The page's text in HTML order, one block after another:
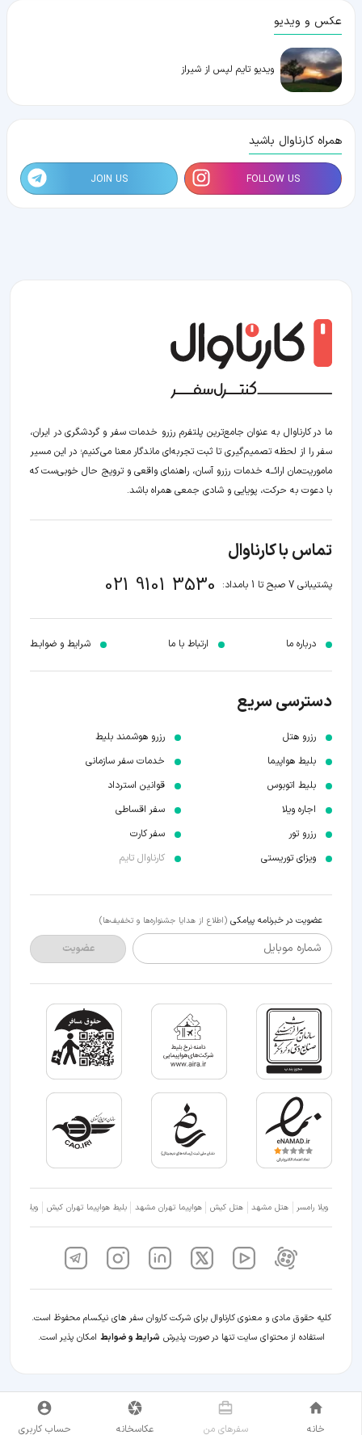
عکس و ویدیو
ویدیو تایم لپس از شیراز
همراه کارناوال باشید
FOLLOW US
JOIN US
ما در کارناوال به عنوان جامع‌ترین پلتفرم رزرو خدمات سفر و گردشگری در ایران،
سفر را از لحظه‌ تصمیم‌گیری تا ثبت تجربه‌ای ماندگار معنا می‌کنیم؛ در این مسیر‍
ماموریت‌مان اراﺋــﻪ خدمات رزرو آسان، راهنمای واقعی و ترویج حال خوبی‌ست که
با دعوت به حرکت، پویایی و شادی جمعی همراه باشد.
تماس با کارناوال
پشتیبانی 7 صبح تا 1 بامداد: 021 9101 3530
درباره ما ارتباط با ما شرایط و ضوابـط
دسترسی سریع
رزرو هتل
بلیط هواپیما
بلیط اتوبوس
اجاره ویلا
رزرو تور
ویزای توریستی
رزرو هوشمند بلیط
خدمات سفر سازمانی
قوانین استرداد
سفر اقساطی
سفر کارت
کارناوال تایم
عضویت در خبرنامه پیامکی (اطلاع از هدایا جشنواره‌ها و تخفیف‌ها)
شماره موبایل عضویت
ویلا رامسر هتل مشهد هتل کیش هواپیما تهران مشهد بلیط هواپیما تهران کیش ویلا شمال
کلیه حقوق مادی و معنوی کارناوال برای شرکت کاروان سفر های نیکسام محفوظ است.
استفاده از محتوای سایت تنها در صورت پذیرش شرایط و ضوابط امکان پذیر است.
خانه سفر‌های من عکاسخانه حساب کاربری